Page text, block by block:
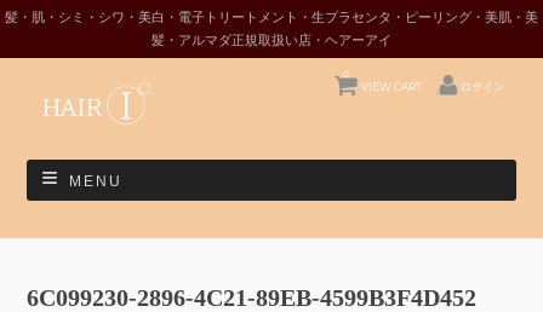
髪・肌・シミ・シワ・美白・電子トリートメント・生プラセンタ・ピーリング・美肌・美
髪・アルマダ正規取扱い店・ヘアーアイ
VIEW CART
0
ログイン
MENU
6C099230-2896-4C21-89EB-4599B3F4D452